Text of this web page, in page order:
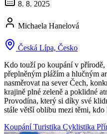
8. 8. 2025
Michaela Hanelová
Česká Lípa, Česko
Kdo touží po koupání v přírodě,
přeplněným plážím a hlučným
nasměrovat na sever Čech,
krajině plné zeleně a poklidné
Provodína, který si díky své
stále větší oblibu mezi těmi,
Koupání Turistika Cyklistika